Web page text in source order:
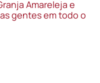
Amareleja e
gentes em todo o